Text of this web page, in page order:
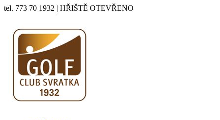
tel. 773 70 1932 | HŘIŠTĚ OTEVŘENO